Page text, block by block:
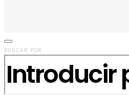
BUSCAR POR: